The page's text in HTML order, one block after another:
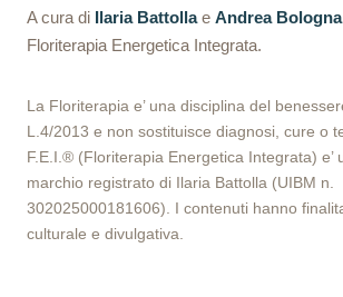
A cura di Ilaria Battollae Andrea Bologna
Floriterapia Energetica Integrata.
La Floriterapia e’ una disciplina del
L.4/2013 e non sostituisce diagnosi, cure o
F.E.I.® (Floriterapia Energetica Integrata) e’
marchio registrato di Ilaria Battolla (UIBM n.
302025000181606). I contenuti hanno
culturale e divulgativa.